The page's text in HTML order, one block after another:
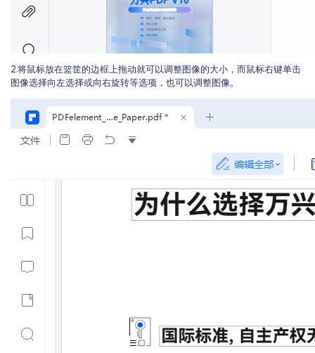
2.将鼠标放在篮筐的边框上拖动就可以调整图像的大小，而鼠标右键单击
图像选择向左选择或向右旋转等选项，也可以调整图像。